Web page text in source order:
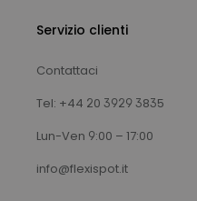
Servizio clienti
Contattaci
Tel: +44 20 3929 3835
Lun-Ven 9:00 – 17:00
info@flexispot.it